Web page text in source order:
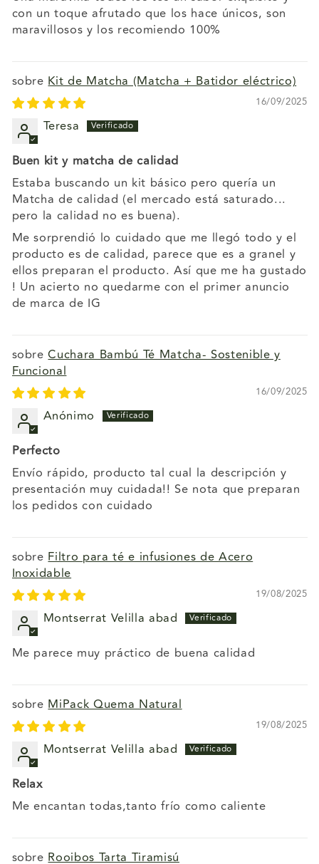
con un toque afrutado que los hace únicos, son
maravillosos y los recomiendo 100%
Kit de Matcha (Matcha + Batidor eléctrico)
16/09/2025
Teresa
Buen kit y matcha de calidad
Estaba buscando un kit básico pero quería un
Matcha de calidad (el mercado está saturado...
pero la calidad no es buena).
Me sorprendió lo cuidado que me llegó todo y el
producto es de calidad, parece que es a granel y
ellos preparan el producto. Así que me ha gustado
! Un acierto no quedarme con el primer anuncio
de marca de IG
Cuchara Bambú Té Matcha- Sostenible y
Funcional
16/09/2025
Anónimo
Perfecto
Envío rápido, producto tal cual la descripción y
presentación muy cuidada!! Se nota que preparan
los pedidos con cuidado
Filtro para té e infusiones de Acero
Inoxidable
19/08/2025
Montserrat Velilla abad
Me parece muy práctico de buena calidad
MiPack Quema Natural
19/08/2025
Montserrat Velilla abad
Relax
Me encantan todas,tanto frío como caliente
Rooibos Tarta Tiramisú